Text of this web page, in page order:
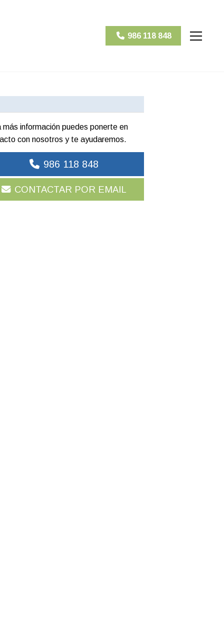
986 118 848
más información puedes ponerte en
con nosotros y te ayudaremos.
986 118 848
CONTACTAR POR EMAIL